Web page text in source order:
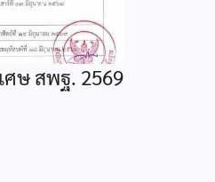
ษ สพฐ. 2569